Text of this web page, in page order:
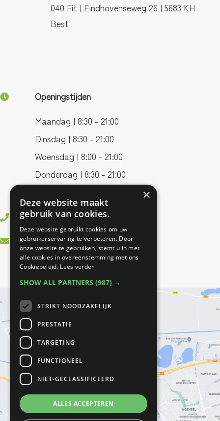
040 Fit | Eindhovenseweg 26 | 5683 KH
Best
Openingstijden
Maandag | 8:30 - 21:00
Dinsdag | 8:30 - 21:00
Woensdag | 8:00 - 21:00
Donderdag | 8:30 - 21:00
0499 - 37 83 55
info@bestfitfysiotherapie.nl
×
Deze website maakt
gebruik van cookies.
Deze website gebruikt cookies om uw
gebruikerservaring te verbeteren. Door
onze website te gebruiken, stemt u in met
alle cookies in overeenstemming met ons
Cookiebeleid. Lees verder
SHOW ALL PARTNERS (987) →
STRIKT NOODZAKELIJK
PRESTATIE
TARGETING
FUNCTIONEEL
NIET-GECLASSIFICEERD
ALLES ACCEPTEREN